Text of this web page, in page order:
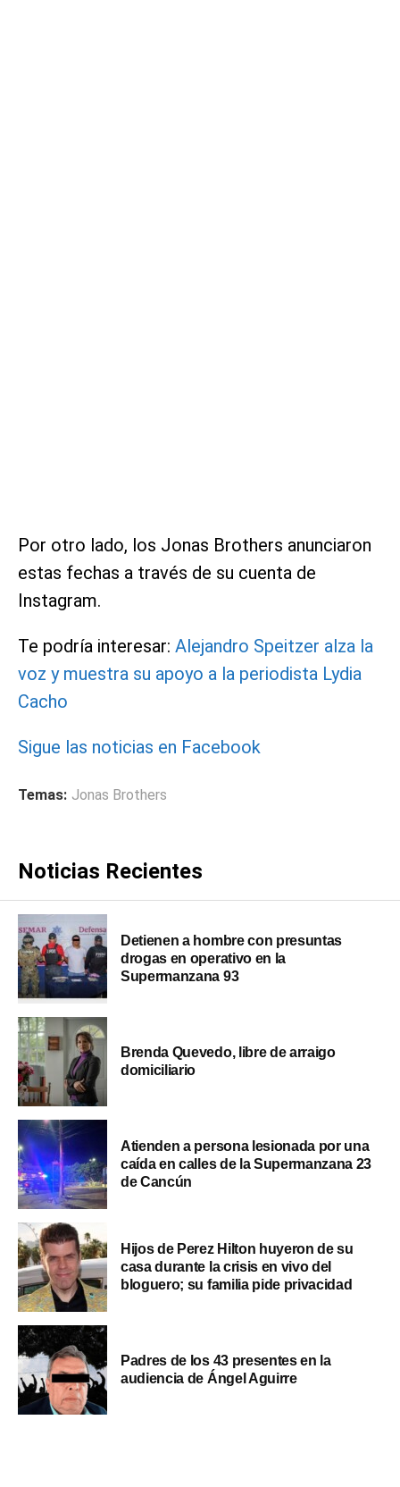
Por otro lado, los Jonas Brothers anunciaron
estas fechas a través de su cuenta de
Instagram.
Te podría interesar: Alejandro Speitzer alza la
voz y muestra su apoyo a la periodista Lydia
Cacho
Sigue las noticias en Facebook
Temas: Jonas Brothers
Noticias Recientes
Detienen a hombre con presuntas
drogas en operativo en la
Supermanzana 93
Brenda Quevedo, libre de arraigo
domiciliario
Atienden a persona lesionada por una
caída en calles de la Supermanzana 23
de Cancún
Hijos de Perez Hilton huyeron de su
casa durante la crisis en vivo del
bloguero; su familia pide privacidad
Padres de los 43 presentes en la
audiencia de Ángel Aguirre